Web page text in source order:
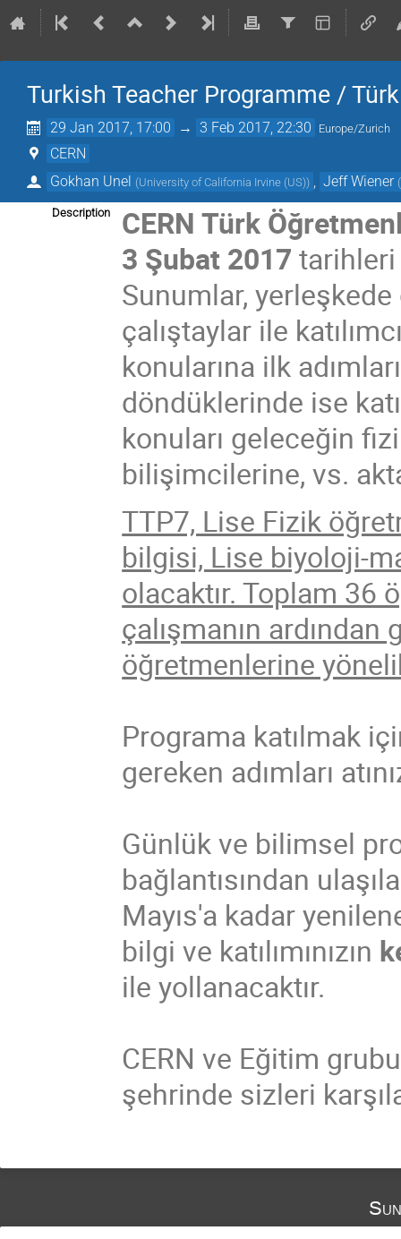
Turkish Teacher Programme /
29 Jan 2017, 17:00 → 3 Feb 2017, 22:30 Europe/Zurich
CERN
Gokhan Unel (University of California Irvine (US)) Jeff Wiener (
Description
CERN Türk
3 Şubat 2017 tarihleri
Sunumlar,
çalıştaylar ile
konularına ilk
döndüklerinde ise
konuları geleceğin
bilişimcilerine, vs.
TTP7, Lise Fizik
bilgisi, Lise biyoloji-
olacaktır. Toplam 36
çalışmanın ardından
öğretmenlerine
Programa katılmak
gereken adımları
Günlük ve bilimsel
bağlantısından
Mayıs'a kadar
bilgi ve katılımınızın
ile yollanacaktır.
CERN ve Eğitim
şehrinde sizleri